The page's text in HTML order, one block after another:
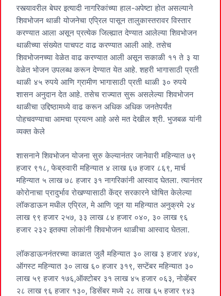
रस्त्यावरील बेघर इत्यादी नागरिकांच्या हाल-अपेष्टा होत असल्याने
शिवभोजन थाळी योजनेचा एप्रिल पासून तालुकास्तरावर विस्तार
करण्यात आला असून प्रत्येक जिल्ह्यात देण्यात आलेल्या शिवभोजन
थाळीच्या संख्येत पाचपट वाढ करण्यात आली आहे. तसेच
शिवभोजनच्या वेळेत वाढ करण्यात आली असून सकाळी ११ ते ३ या
वेळेत भोजन उपलब्ध करून देण्यात येत आहे. शहरी भागासाठी प्रती
थाळी ४५ रुपये आणि ग्रामीण भागासाठी प्रती थाळी ३० रुपये
शासन अनुदान देत आहे. तसेच राज्यात सुरू असलेल्या शिवभोजन
थाळीचा उद्दिष्ठामध्ये वाढ करून अधिक अधिक जनतेपर्यंत
पोहचवण्याचा आमचा प्रयत्न आहे असे मत देखील श्री. भुजबळ यांनी
व्यक्त केले
शासनाने शिवभोजन योजना सुरु केल्यानंतर जानेवारी महिन्यात ७९
हजार ९१८, फेब्रुवारी महिन्यात ४ लाख ६७ हजार ८६९, मार्च
महिन्यात ५ लाख ७८ हजार ३१ नागरिकांनी आस्वाद घेतला. त्यानंतर
कोरोनाचा प्रादुर्भाव रोखण्यासाठी केंद्र सरकारने घोषित केलेल्या
लॉकडाऊन मधील एप्रिल, मे आणि जून या महिन्यात अनुक्रमे २४
लाख ९९ हजार २५७, ३३ लाख ८४ हजार ०४०, ३० लाख ९६
हजार २३२ इतक्या लोकांनी शिवभोजन थाळीचा आस्वाद घेतला.
लॉकडाऊननंतरच्या काळात जुलै महिन्यात ३० लाख ३ हजार ४७४,
ऑगस्ट महिन्यात ३० लाख ६० हजार ३१९, सप्टेंबर महिन्यात ३०
लाख ५९ हजार १७६,ऑक्टोबर ३१ लाख ४५ हजार ०६३, नोव्हेंबर
२८ लाख ९६ हजार १३०, डिसेंबर मध्ये २८ लाख ६५ हजार ९४३